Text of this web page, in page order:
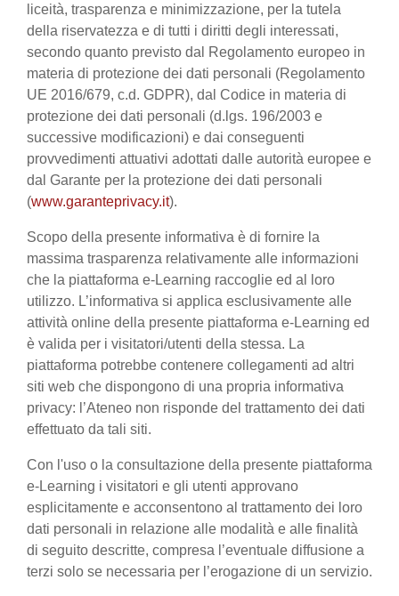
liceità, trasparenza e minimizzazione, per la tutela
della riservatezza e di tutti i diritti degli interessati,
secondo quanto previsto dal Regolamento europeo in
materia di protezione dei dati personali (Regolamento
UE 2016/679, c.d. GDPR), dal Codice in materia di
protezione dei dati personali (d.lgs. 196/2003 e
successive modificazioni) e dai conseguenti
provvedimenti attuativi adottati dalle autorità europee e
dal Garante per la protezione dei dati personali
(www.garanteprivacy.it).
Scopo della presente informativa è di fornire la
massima trasparenza relativamente alle informazioni
che la piattaforma e-Learning raccoglie ed al loro
utilizzo. L’informativa si applica esclusivamente alle
attività online della presente piattaforma e-Learning ed
è valida per i visitatori/utenti della stessa. La
piattaforma potrebbe contenere collegamenti ad altri
siti web che dispongono di una propria informativa
privacy: l’Ateneo non risponde del trattamento dei dati
effettuato da tali siti.
Con l'uso o la consultazione della presente piattaforma
e-Learning i visitatori e gli utenti approvano
esplicitamente e acconsentono al trattamento dei loro
dati personali in relazione alle modalità e alle finalità
di seguito descritte, compresa l’eventuale diffusione a
terzi solo se necessaria per l’erogazione di un servizio.